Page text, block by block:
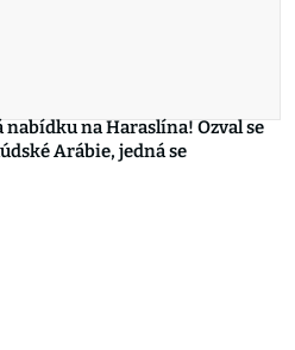
nabídku na Haraslína! Ozval se
Arábie, jedná se